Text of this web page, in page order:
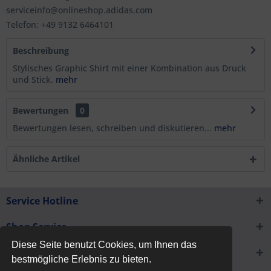
Diese Seite benutzt Cookies, um Ihnen das
bestmögliche Erlebnis zu bieten.
serviceinfo@onlineshop.adidas.com
Telefon: +49 9132 6464101
Beschreibung
Stylisches Graphic Shirt mit einer Kombination aus Druck
und Stick. mehr
Bewertungen
0
Bewertungen lesen, schreiben und diskutieren... mehr
Ähnliche Artikel
Service Hotline
Shop Service
Informationen